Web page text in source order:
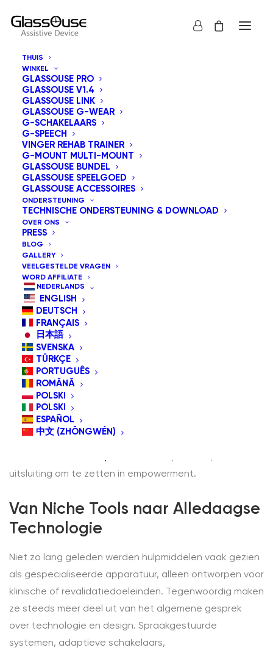
THUIS
WINKEL
GLASSOUSE PRO
GLASSOUSE V1.4
GLASSOUSE LINK
GLASSOUSE G-WEAR
G-SCHAKELAARS
G-SPEECH
VINGER REHAB TRAINER
G-MOUNT MULTI-MOUNT
GLASSOUSE BUNDEL
GLASSOUSE SPEELGOED
GLASSOUSE ACCESSOIRES
ONDERSTEUNING
TECHNISCHE ONDERSTEUNING & DOWNLOAD
OVER ONS
PRESS
BLOG
GALLERY
VEELGESTELDE VRAGEN
WORD AFFILIATE
NEDERLANDS
ENGLISH
DEUTSCH
FRANÇAIS
日本語
SVENSKA
TÜRKÇE
PORTUGUÊS
ROMÂNĂ
POLSKI
POLSKI
ESPAÑOL
中文 (ZHŌNGWÉN)
Voorbij
Toegankelijkheid:
Hoe Hulpmiddelen
het Dagelijks Leven
in 2025
30 APRIL 2026 | INONGECATEGORISEERD
In de huidige hyperverbonden wereld is technologie
meer dan een gemak; het is een toegangspoort tot
communicatie, onderwijs, werk en entertainment. Maar
voor miljoenen mensen met lichamelijke beperkingen
vormen traditionele apparaten zoals toetsenborden,
muizen of aanraakschermen eerder barrières dan
uitsluiting om te zetten in empowerment.
Van Niche Tools naar Alledaagse
Technologie
Niet zo lang geleden werden hulpmiddelen vaak gezien
als gespecialiseerde apparatuur, alleen ontworpen voor
klinische of revalidatiedoeleinden. Tegenwoordig maken
ze steeds meer deel uit van het algemene gesprek
over technologie en design. Spraakgestuurde
systemen, adaptieve schakelaars,